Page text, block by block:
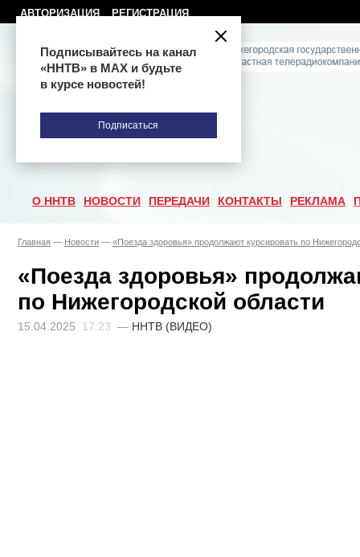
АВТОРИЗАЦИЯ РЕГИСТРАЦИЯ
О ННТВ НОВОСТИ ПЕРЕДАЧИ КОНТАКТЫ РЕКЛАМА
Главная — Новости — «Поезда здоровья» продолжают курсировать по
«Поезда здоровья»
по Нижегородской области
15.04.2025 17:23 — ННТВ (ВИДЕО)
Подписывайтесь на канал
«ННТВ» в МАХ и будьте
в курсе новостей!
Подписаться